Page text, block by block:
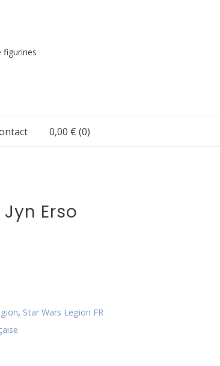
figurines
0,00 € (0)
Erso
, Star Wars Legion FR